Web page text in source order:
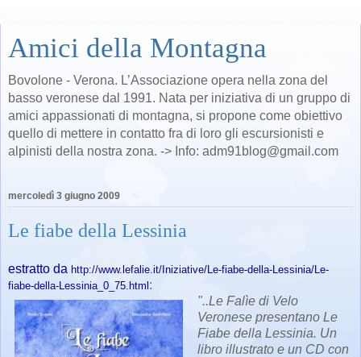
Amici della Montagna
Bovolone - Verona. L’Associazione opera nella zona del
basso veronese dal 1991. Nata per iniziativa di un gruppo di
amici appassionati di montagna, si propone come obiettivo
quello di mettere in contatto fra di loro gli escursionisti e
alpinisti della nostra zona. -> Info: adm91blog@gmail.com
mercoledì 3 giugno 2009
Le fiabe della Lessinia
estratto da http://www.lefalie.it/Iniziative/Le-fiabe-della-Lessinia/Le-
fiabe-della-Lessinia_0_75.html :
"..Le Falìe di Velo
Veronese presentano Le
Fiabe della Lessinia. Un
libro illustrato e un CD con